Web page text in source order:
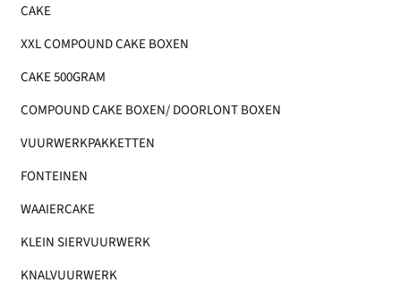
CAKE
XXL COMPOUND CAKE BOXEN
CAKE 500GRAM
COMPOUND CAKE BOXEN/ DOORLONT BOXEN
VUURWERKPAKKETTEN
FONTEINEN
WAAIERCAKE
KLEIN SIERVUURWERK
KNALVUURWERK